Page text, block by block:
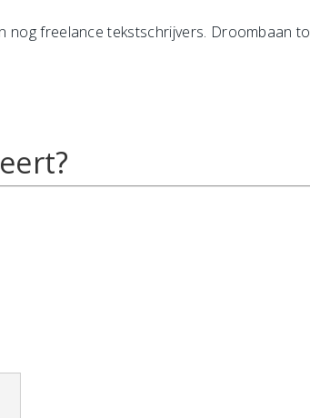
nog freelance tekstschrijvers. Droombaan